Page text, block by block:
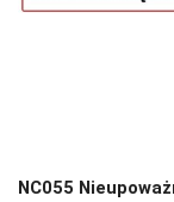
NC055